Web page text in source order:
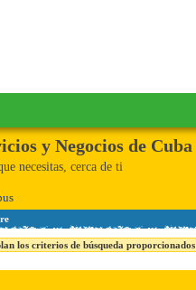
y Negocios de Cuba
necesitas, cerca de ti
los criterios de búsqueda proporcionados